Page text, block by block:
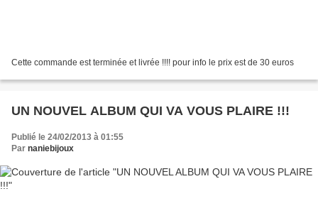
Cette commande est terminée et livrée !!!! pour info le prix est de 30 euros
UN NOUVEL ALBUM QUI VA VOUS PLAIRE !!!
Publié le 24/02/2013 à 01:55
Par naniebijoux